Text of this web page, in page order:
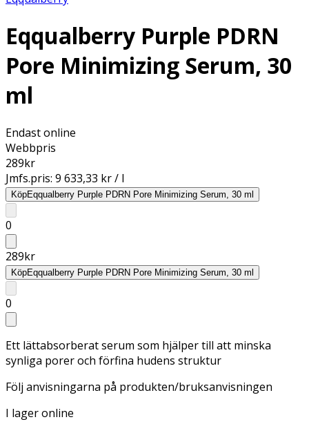
Eqqualberry Purple PDRN
Pore Minimizing Serum, 30
ml
Endast online
Webbpris
289kr
Jmfs.pris: 9 633,33 kr / l
KöpEqqualberry Purple PDRN Pore Minimizing Serum, 30 ml
0
289kr
KöpEqqualberry Purple PDRN Pore Minimizing Serum, 30 ml
0
Ett lättabsorberat serum som hjälper till att minska
synliga porer och förfina hudens struktur
Följ anvisningarna på produkten/bruksanvisningen
I lager online